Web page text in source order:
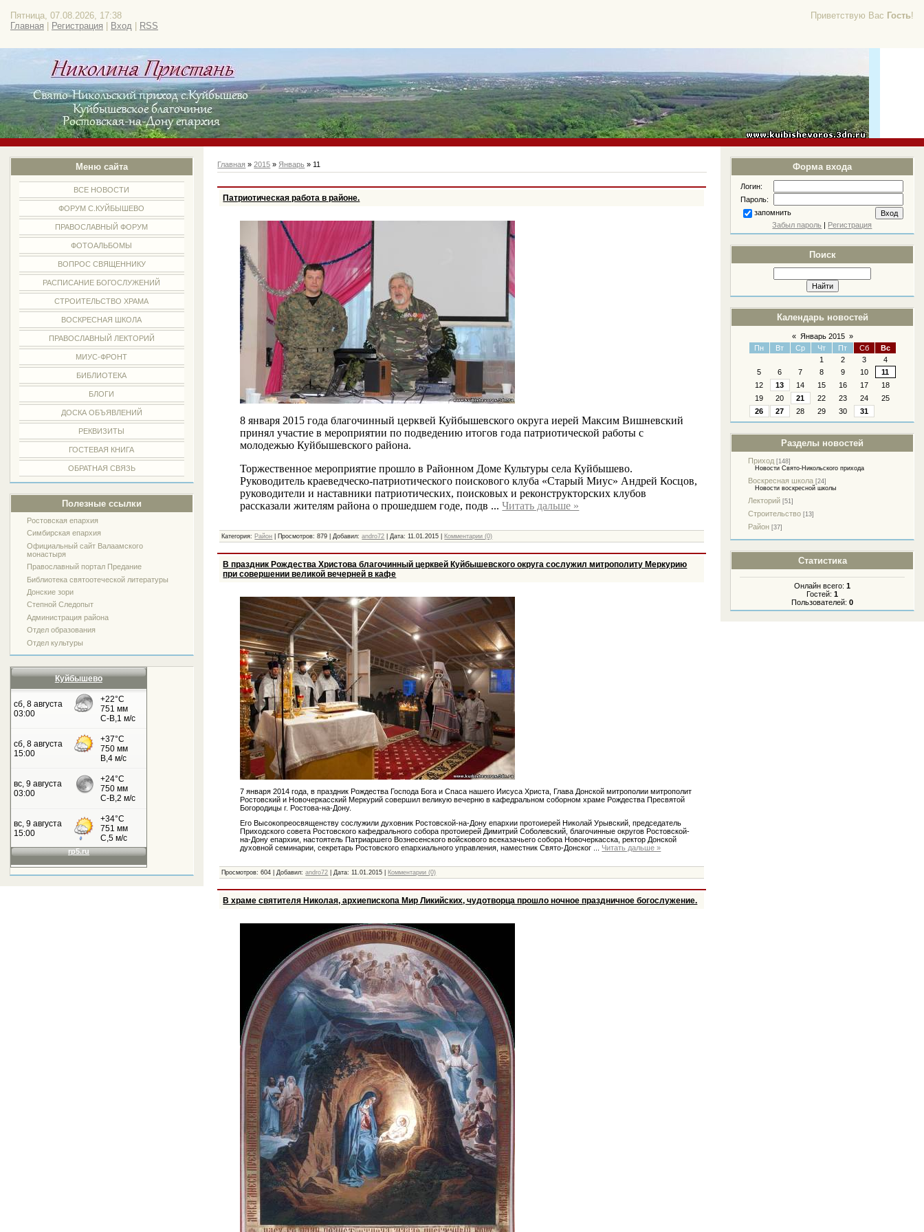
Приветствую Вас Гость!
Пятница, 07.08.2026, 17:38
Главная
Регистрация Вход RSS
Меню сайта
ВСЕ НОВОСТИ
ФОРУМ С.КУЙБЫШЕВО
ПРАВОСЛАВНЫЙ ФОРУМ
ФОТОАЛЬБОМЫ
ВОПРОС СВЯЩЕННИКУ
РАСПИСАНИЕ БОГОСЛУЖЕНИЙ
СТРОИТЕЛЬСТВО ХРАМА
ВОСКРЕСНАЯ ШКОЛА
ПРАВОСЛАВНЫЙ ЛЕКТОРИЙ
МИУС-ФРОНТ
БИБЛИОТЕКА
БЛОГИ
ДОСКА ОБЪЯВЛЕНИЙ
РЕКВИЗИТЫ
ГОСТЕВАЯ КНИГА
ОБРАТНАЯ СВЯЗЬ
Полезные ссылки
Ростовская епархия
Симбирская епархия
Официальный сайт Валаамского
монастыря
Православный портал Предание
Библиотека святоотеческой литературы
Донские зори
Степной Следопыт
Администрация района
Отдел образования
Отдел культуры
Куйбышево
Форма входа
Логин:
Пароль:
запомнить
Забыл пароль | Регистрация
Поиск
Календарь новостей
« Январь 2015 »
Пн
Вт Ср Чт Пт Сб
Вс
1
2 3
4
5
6 7 8 9 10
11
12
13 14 15 16 17
18
19
20 21 22 23 24
25
26
27 28 29 30 31
Разделы новостей
Приход [148]
Новости Свято-Никольского прихода
Воскресная школа [24]
Новости воскресной школы
Лекторий [51]
Строительство [13]
Район [37]
Статистика
Онлайн всего:1
Гостей:1
Пользователей:0
Главная »2015 » Январь » 11
Патриотическая работа в районе.
8 января 2015 года благочинный церквей Куйбышевского округа иерей Максим Вишневский
принял участие в мероприятии по подведению итогов года патриотической работы с
молодежью Куйбышевского района.
Торжественное мероприятие прошло в Районном Доме Культуры села Куйбышево.
Руководитель краеведческо-патриотического поискового клуба «Старый Миус» Андрей Косцов,
руководители и наставники патриотических, поисковых и реконструкторских клубов
рассказали жителям района о прошедшем годе, подв ...Читать дальше »
Категория: Район | Просмотров: 879 | Добавил:andro72 | Дата:11.01.2015 Комментарии (0)
В праздник Рождества Христова благочинный церквей Куйбышевского округа сослужил митрополиту Меркурию
при совершении великой вечерней в кафе
7 января 2014 года, в праздник Рождества Господа Бога и Спаса нашего Иисуса Христа, Глава Донской митрополии митрополит
Ростовский и Новочеркасский Меркурий совершил великую вечерню в кафедральном соборном храме Рождества Пресвятой
Богородицы г. Ростова-на-Дону.
Его Высокопреосвященству сослужили духовник Ростовской-на-Дону епархии протоиерей Николай Урывский, председатель
Приходского совета Ростовского кафедрального собора протоиерей Димитрий Соболевский, благочинные округов Ростовской-
на-Дону епархии, настоятель Патриаршего Вознесенского войскового всеказачьего собора Новочеркасска, ректор Донской
духовной семинарии, секретарь Ростовского епархиального управления, наместник Свято-Донског
Читать дальше »
Просмотров: 604 | Добавил:andro72 | Дата:11.01.2015 Комментарии (0)
В храме святителя Николая, архиепископа Мир Ликийских, чудотворца прошло ночное праздничное богослужение.